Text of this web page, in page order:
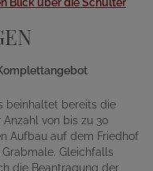
beinhaltet bereits die
von bis zu 30
Aufbau auf dem Friedhof
Gleichfalls
die Beantragung der